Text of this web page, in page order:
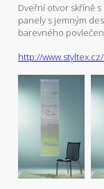
Dveřní otvor skříně
panely s jemným
barevného
http://